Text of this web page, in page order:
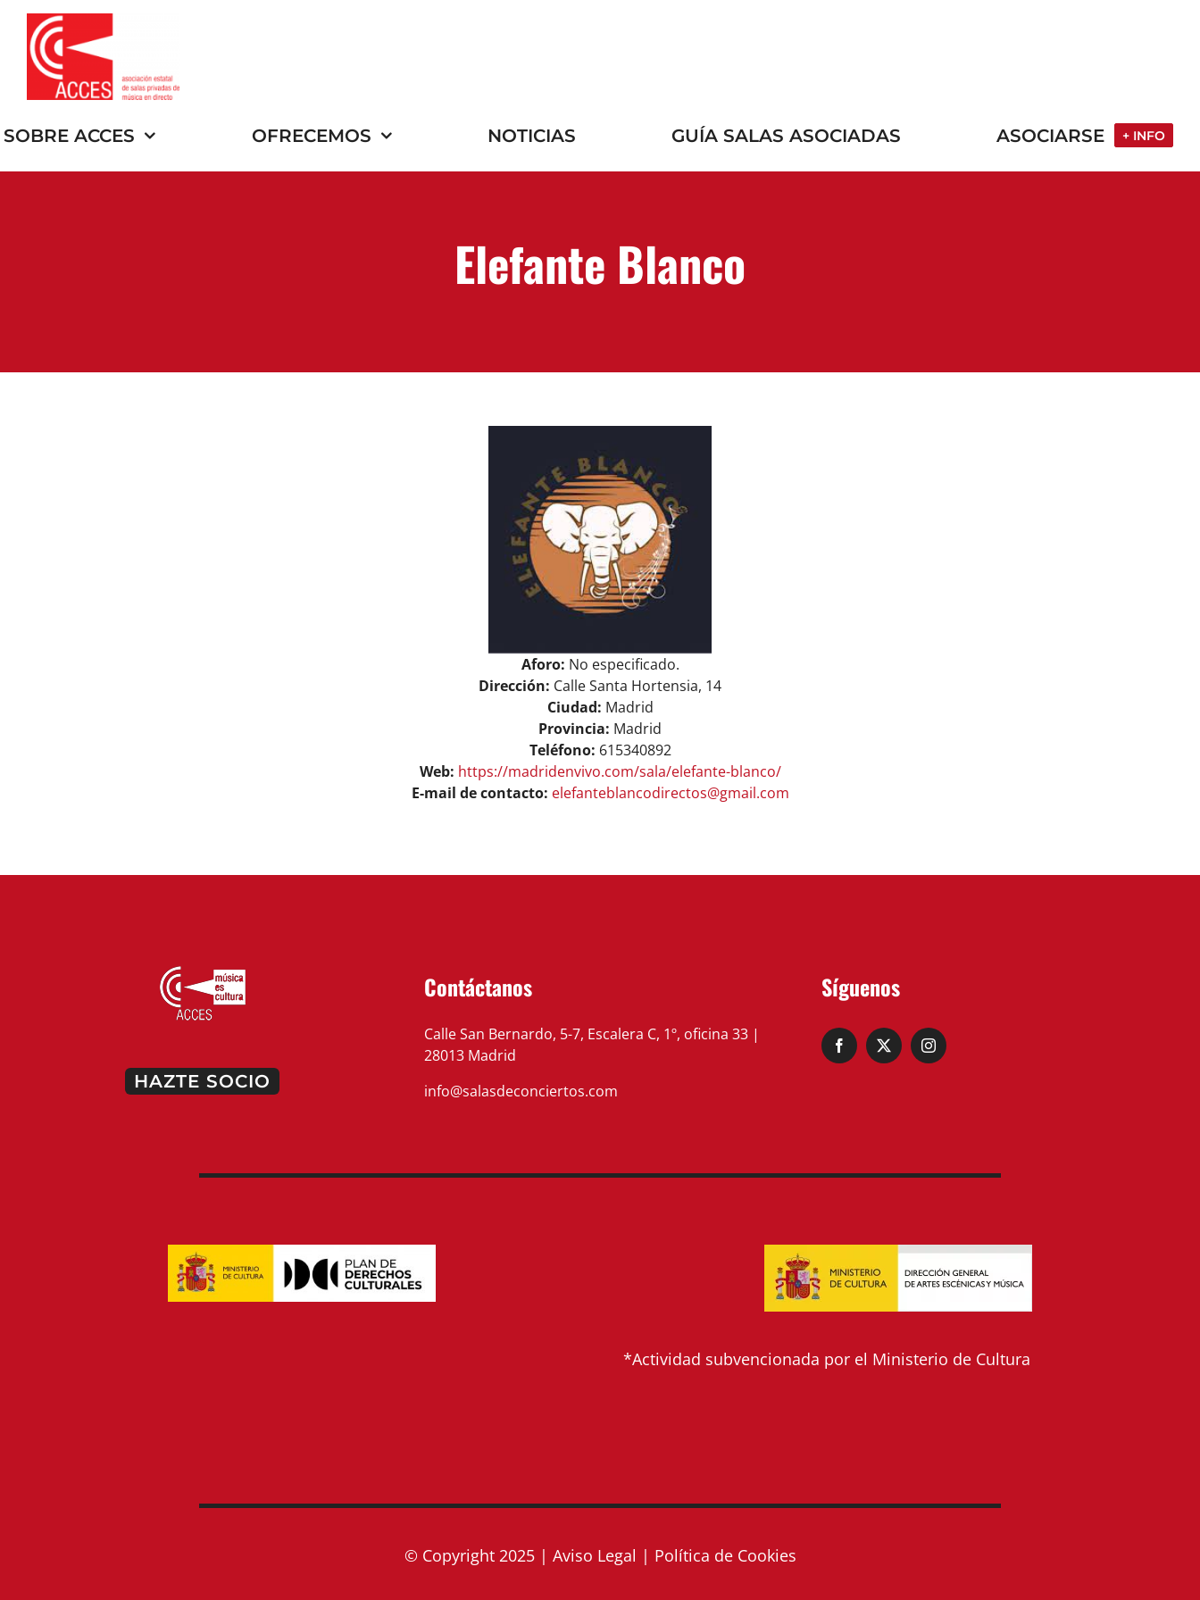
Saltar
contenido
SOBRE ACCES OFRECEMOS NOTICIAS GUÍA SALAS ASOCIADAS ASOCIARSE + INFO
Elefante Blanco
Larger
Image
Aforo: No especificado.
Dirección: Calle Santa Hortensia, 14
Ciudad: Madrid
Provincia: Madrid
Teléfono: 615340892
Web: https://madridenvivo.com/sala/elefante-blanco/
E-mail de contacto: elefanteblancodirectos@gmail.com
HAZTE SOCIO
Contáctanos
Calle San Bernardo, 5-7, Escalera C, 1º, oficina 33 |
28013 Madrid
info@salasdeconciertos.com
Síguenos
*Actividad subvencionada por el Ministerio de Cultura
© Copyright 2025 | Aviso Legal | Política de Cookies